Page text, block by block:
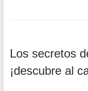
Los secretos
¡descubre al